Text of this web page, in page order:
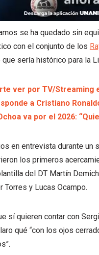
se ha quedado sin
con el conjunto de los
que sería histórico para
ver por TV/Streaming
a Cristiano
va por el 2026:
en entrevista durante
los primeros
del DT Martín
Torres y Lucas Ocampo.
sí quieren contar con
qué “con los ojos